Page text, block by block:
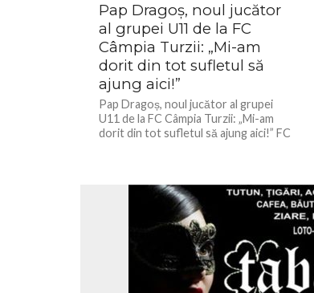
Pap Dragoș, noul jucător
al grupei U11 de la FC
Câmpia Turzii: „Mi-am
dorit din tot sufletul să
ajung aici!”
Pap Dragoș, noul jucător al grupei
U11 de la FC Câmpia Turzii: „Mi-am
dorit din tot sufletul să ajung aici!” FC